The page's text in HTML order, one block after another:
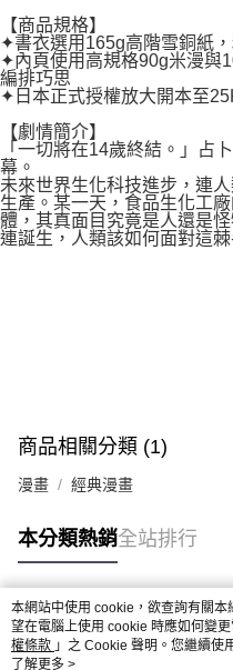
【商品規格】
✦書衣選用165g高階雪銅紙
✦內頁使用高規格90g米漫與
編排巧思
✦日本正式授權放大開本至
【劇情簡介】
「一切將在14歲終結。」占
幕。
未來世界生化科技進步，連
生產。某一天，食品生化工
體，其真面目究竟是人還是
連誕生，人類該如何面對這棘
商品相關分類 (1)
漫畫 經典漫畫
本分類熱銷全站排行
熱門標籤
本網站中使用 cookie，欲查詢有關
望在電腦上使用 cookie 時應如何變
權條款 」之 Cookie 聲明。您繼續使
用條款之 Cookie 聲明使用 cookie。
了解更多 >